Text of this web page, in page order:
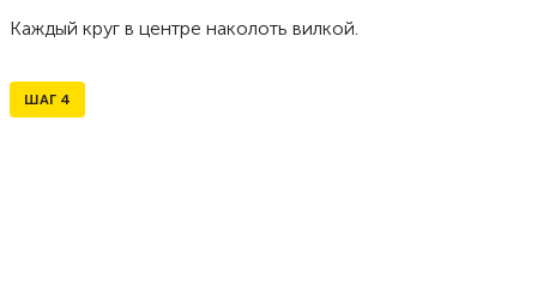
Каждый круг в центре наколоть вилкой.
ШАГ 4